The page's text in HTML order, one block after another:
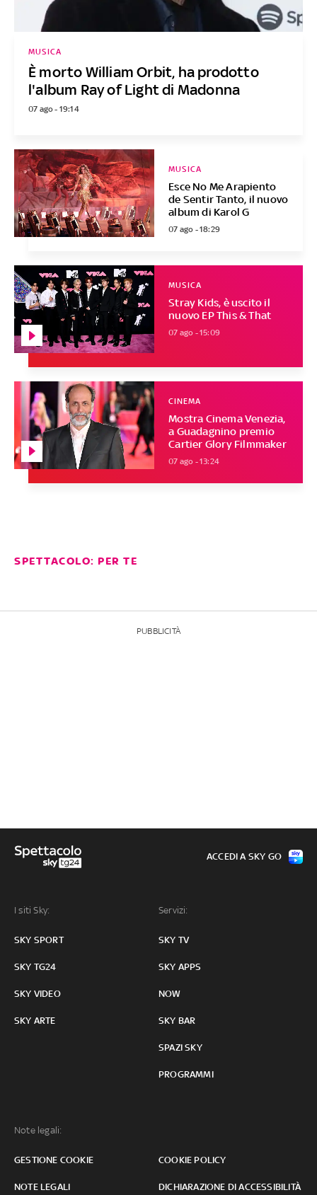
È morto William Orbit, ha prodotto
l'album Ray of Light di Madonna
MUSICA
07 ago - 19:14
Esce No Me Arapiento
de Sentir Tanto, il nuovo
album di Karol G
MUSICA
07 ago - 18:29
Stray Kids, è uscito il
nuovo EP This & That
MUSICA
07 ago - 15:09
Mostra Cinema Venezia,
a Guadagnino premio
Cartier Glory Filmmaker
CINEMA
07 ago - 13:24
SPETTACOLO: PER TE
PUBBLICITÀ
I siti Sky:
SKY SPORT
SKY TG24
SKY VIDEO
SKY ARTE
Servizi:
SKY TV
SKY APPS
NOW
SKY BAR
SPAZI SKY
PROGRAMMI
Note legali:
GESTIONE COOKIE COOKIE POLICY
NOTE LEGALI DICHIARAZIONE DI ACCESSIBILITÀ
ACCEDI A SKY GO